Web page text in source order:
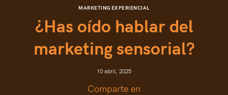
MARKETING EXPERIENCIAL
¿Has oído hablar del
marketing sensorial?
10 abril, 2025
Comparte en